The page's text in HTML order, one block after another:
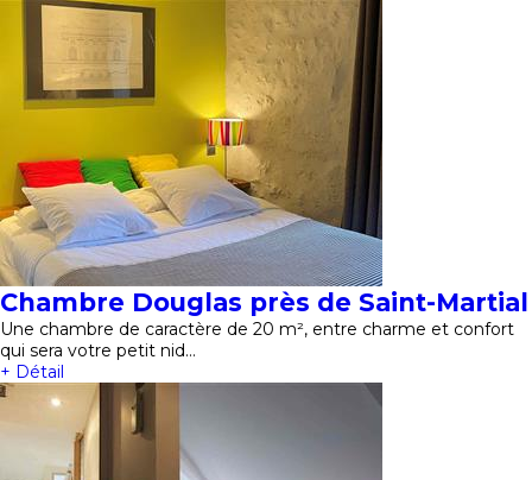
Chambre Douglas près de Saint-Martial
Une chambre de caractère de 20 m², entre charme et confort
qui sera votre petit nid…
+ Détail